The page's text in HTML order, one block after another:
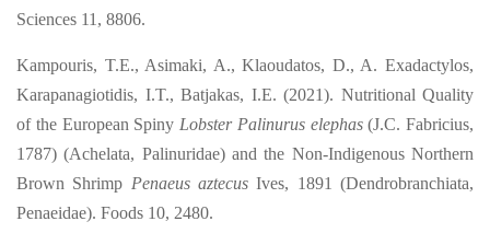
Sciences 11, 8806.
Kampouris, T.E., Asimaki, A., Klaoudatos, D., A. Exadactylos,
Karapanagiotidis, I.T., Batjakas, I.E. (2021). Nutritional Quality
of the European Spiny Lobster Palinurus elephas(J.C. Fabricius,
1787) (Achelata, Palinuridae) and the Non-Indigenous Northern
Brown Shrimp Penaeus aztecus Ives, 1891 (Dendrobranchiata,
Penaeidae). Foods 10, 2480.